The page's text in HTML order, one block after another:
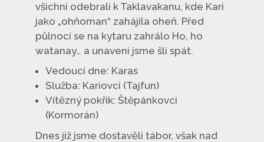
všichni odebrali k Taklavakanu, kde Kari
jako „ohňoman“ zahájila oheň. Před
půlnocí se na kytaru zahrálo Ho, ho
watanay… a unaveni jsme šli spát.
Vedoucí dne: Karas
Služba: Kariovci (Tajfun)
Vítězný pokřik: Štěpánkovci
(Kormorán)
Dnes již jsme dostavěli tábor, však nad